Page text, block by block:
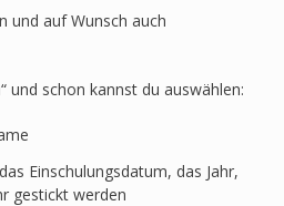
und auf Wunsch auch
und schon kannst du auswählen:
Einschulungsdatum, das Jahr,
gestickt werden